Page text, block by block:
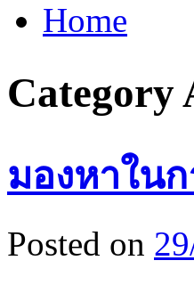
Home
Category
มองหาในก
Posted on